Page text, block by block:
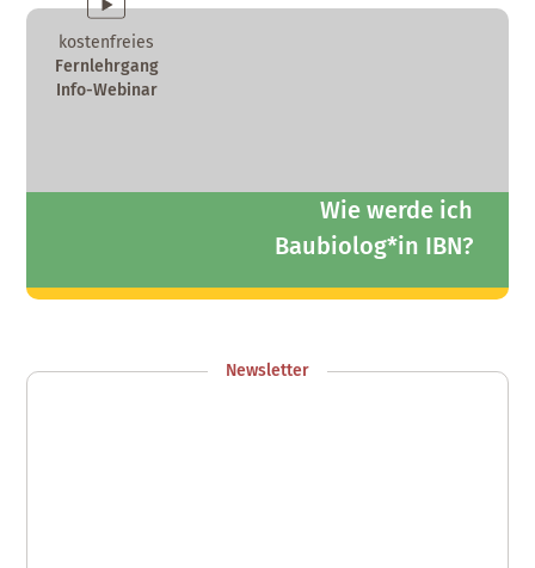
kostenfreies
Fernlehrgang
Info-Webinar
Wie werde ich
Baubiolog*in IBN?
Newsletter